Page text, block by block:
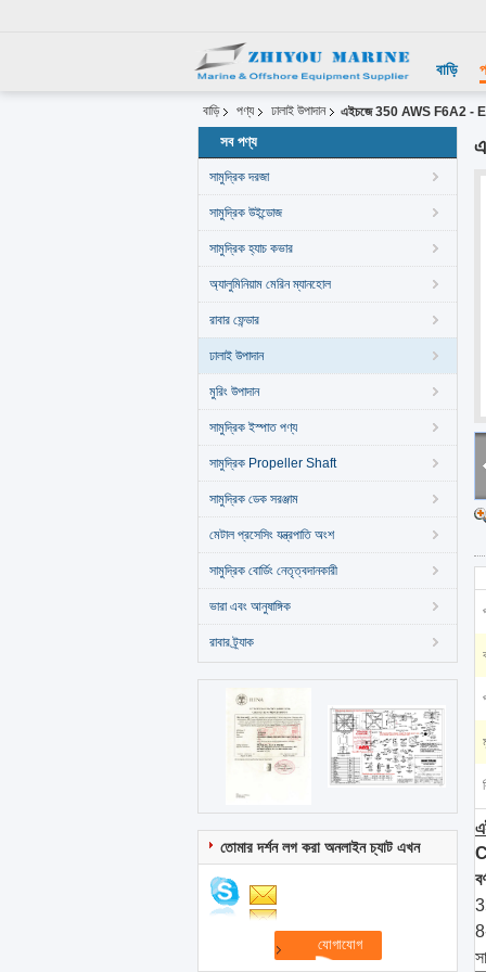
বাড়ি
বাড়ি পণ্য ঢালাই উপাদান এইচজে 350 AWS F6A2 -
সব পণ্য
সামুদ্রিক দরজা
সামুদ্রিক উইন্ডোজ
সামুদ্রিক হ্যাচ কভার
অ্যালুমিনিয়াম মেরিন ম্যানহোল
রাবার ফেন্ডার
ঢালাই উপাদান
মুরিং উপাদান
সামুদ্রিক ইস্পাত পণ্য
সামুদ্রিক Propeller Shaft
সামুদ্রিক ডেক সরঞ্জাম
মেটাল প্রসেসিং যন্ত্রপাতি অংশ
সামুদ্রিক বোর্ডিং নেতৃত্বদানকারী
ভারা এবং আনুষাঙ্গিক
রাবার ট্র্যাক
তোমার দর্শন লগ করা অনলাইন চ্যাট এখন